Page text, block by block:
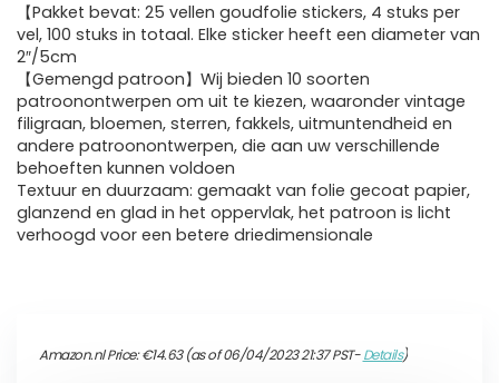
【Pakket bevat: 25 vellen goudfolie stickers, 4 stuks per
vel, 100 stuks in totaal. Elke sticker heeft een diameter van
2″/5cm
【Gemengd patroon】Wij bieden 10 soorten
patroonontwerpen om uit te kiezen, waaronder vintage
filigraan, bloemen, sterren, fakkels, uitmuntendheid en
andere patroonontwerpen, die aan uw verschillende
behoeften kunnen voldoen
Textuur en duurzaam: gemaakt van folie gecoat papier,
glanzend en glad in het oppervlak, het patroon is licht
verhoogd voor een betere driedimensionale
Amazon.nl Price:€14.63(as of 06/04/2023 21:37 PST-Details)